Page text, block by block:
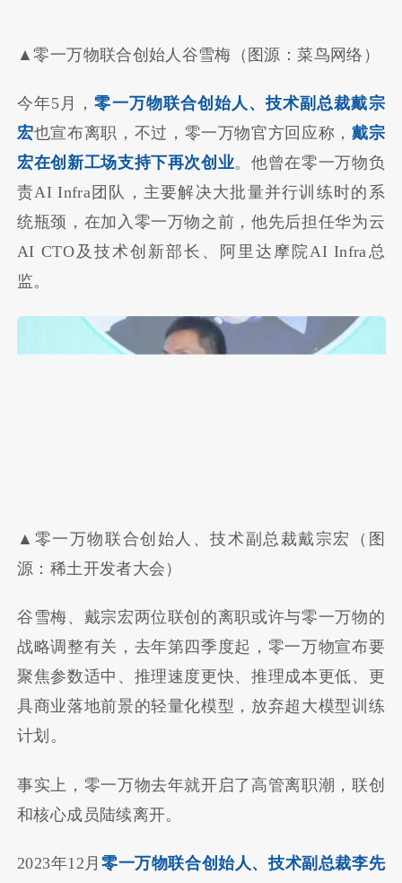
▲零一万物联合创始人谷雪梅（图源：菜鸟网络）
今年5月，零一万物联合创始人、技术副总裁戴宗
宏也宣布离职，不过，零一万物官方回应称， 戴宗
宏在创新工场支持下再次创业。他曾在零一万物负
责AI Infra团队，主要解决大批量并行训练时的系
统瓶颈，在加入零一万物之前，他先后担任华为云
AI CTO及技术创新部长、阿里达摩院AI Infra总
监。
▲零一万物联合创始人、技术副总裁戴宗宏（图
源：稀土开发者大会）
谷雪梅、戴宗宏两位联创的离职或许与零一万物的
战略调整有关，去年第四季度起，零一万物宣布要
聚焦参数适中、推理速度更快、推理成本更低、更
具商业落地前景的轻量化模型，放弃超大模型训练
计划。
事实上，零一万物去年就开启了高管离职潮，联创
和核心成员陆续离开。
2023年12月 零一万物联合创始人、技术副总裁李先